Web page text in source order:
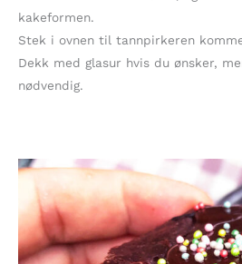
kakeformen.
Stek i ovnen til tannpirkeren
Dekk med glasur hvis du ønsker,
nødvendig.